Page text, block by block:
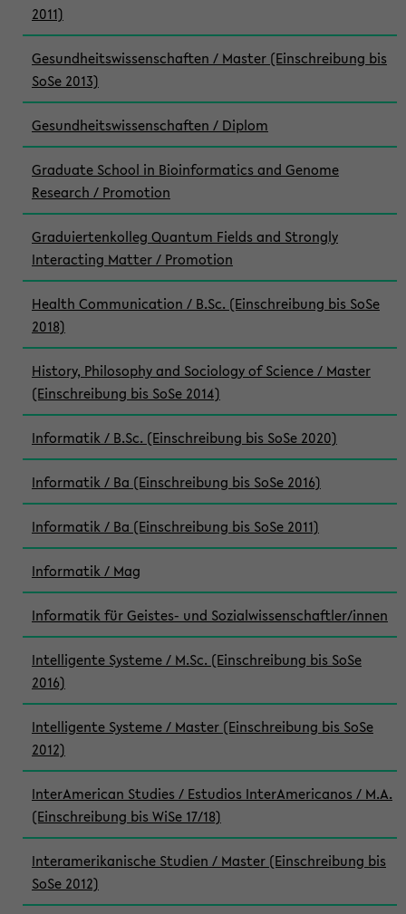
2011)
Gesundheitswissenschaften / Master (Einschreibung bis
SoSe 2013)
Gesundheitswissenschaften / Diplom
Graduate School in Bioinformatics and Genome
Research / Promotion
Graduiertenkolleg Quantum Fields and Strongly
Interacting Matter / Promotion
Health Communication / B.Sc. (Einschreibung bis SoSe
2018)
History, Philosophy and Sociology of Science / Master
(Einschreibung bis SoSe 2014)
Informatik / B.Sc. (Einschreibung bis SoSe 2020)
Informatik / Ba (Einschreibung bis SoSe 2016)
Informatik / Ba (Einschreibung bis SoSe 2011)
Informatik / Mag
Informatik für Geistes- und Sozialwissenschaftler/innen
Intelligente Systeme / M.Sc. (Einschreibung bis SoSe
2016)
Intelligente Systeme / Master (Einschreibung bis SoSe
2012)
InterAmerican Studies / Estudios InterAmericanos / M.A.
(Einschreibung bis WiSe 17/18)
Interamerikanische Studien / Master (Einschreibung bis
SoSe 2012)